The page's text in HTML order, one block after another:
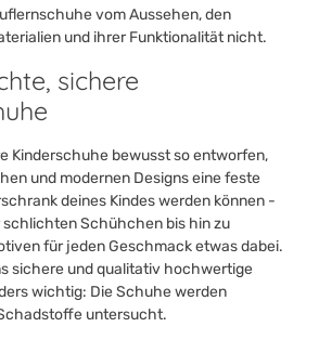
vom Aussehen, den
und ihrer Funktionalität nicht.
sichere
Kinderschuhe bewusst so entworfen,
und modernen Designs eine feste
deines Kindes werden können -
schlichten Schühchen bis hin zu
für jeden Geschmack etwas dabei.
sichere und qualitativ hochwertige
wichtig: Die Schuhe werden
untersucht.